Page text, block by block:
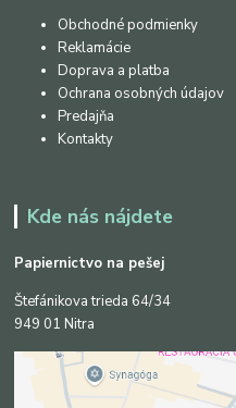
Obchodné podmienky
Reklamácie
Doprava a platba
Ochrana osobných údajov
Predajňa
Kontakty
Kde nás nájdete
Papiernictvo na pešej
Štefánikova trieda 64/34
949 01 Nitra